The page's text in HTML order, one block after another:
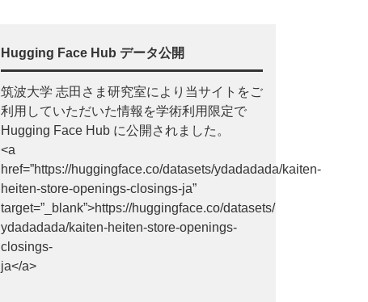
Hugging Face Hub データ公開
筑波大学 志田さま研究室により当サイトをご
利用していただいた情報を学術利用限定で
Hugging Face Hub に公開されました。
<a
href=”https://huggingface.co/datasets/ydadadada/kaiten-
heiten-store-openings-closings-ja”
target=”_blank”>https://huggingface.co/datasets/
ydadadada/kaiten-heiten-store-openings-
closings-
ja</a>